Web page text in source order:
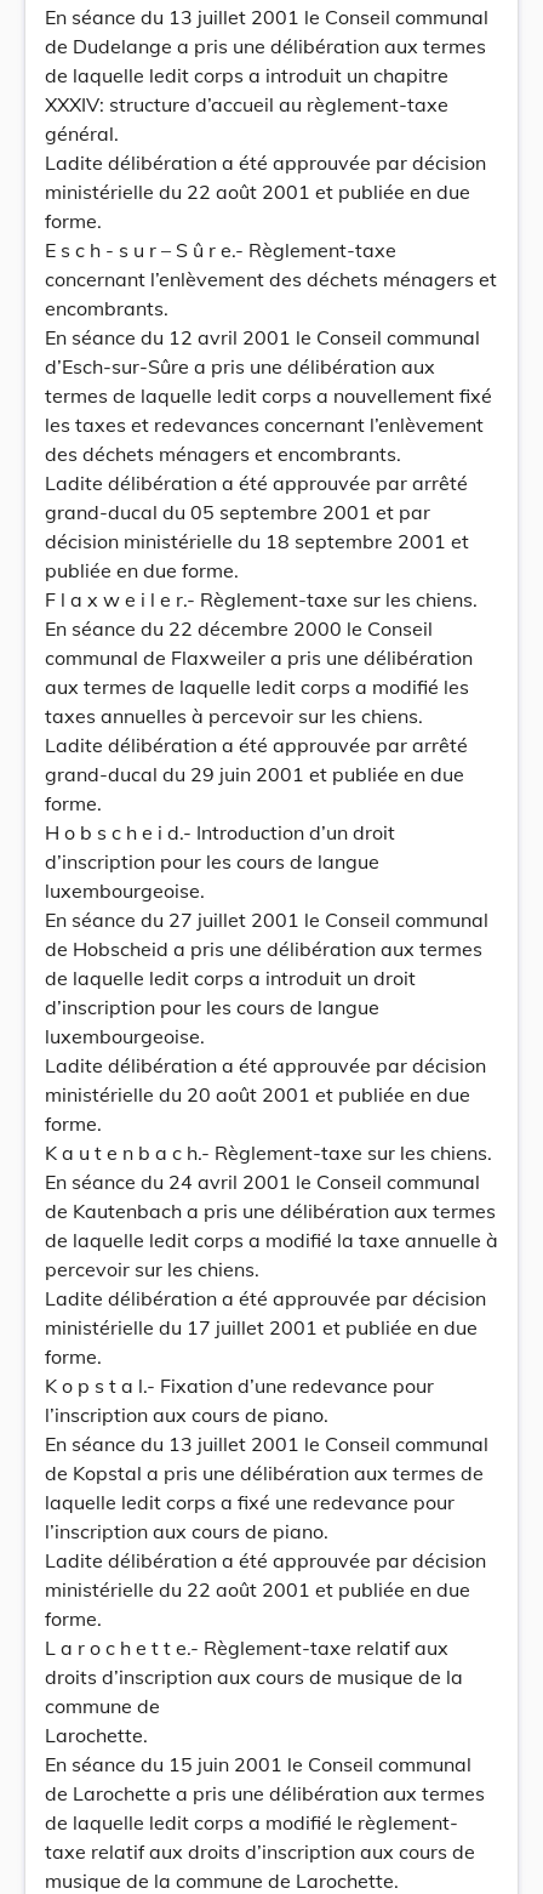
En séance du 13 juillet 2001 le Conseil communal
de Dudelange a pris une délibération aux termes
de laquelle ledit corps a introduit un chapitre
XXXIV: structure d’accueil au règlement-taxe
général.
Ladite délibération a été approuvée par décision
ministérielle du 22 août 2001 et publiée en due
forme.
E s c h - s u r – S û r e.- Règlement-taxe
concernant l’enlèvement des déchets ménagers et
encombrants.
En séance du 12 avril 2001 le Conseil communal
d’Esch-sur-Sûre a pris une délibération aux
termes de laquelle ledit corps a nouvellement fixé
les taxes et redevances concernant l’enlèvement
des déchets ménagers et encombrants.
Ladite délibération a été approuvée par arrêté
grand-ducal du 05 septembre 2001 et par
décision ministérielle du 18 septembre 2001 et
publiée en due forme.
F l a x w e i l e r.- Règlement-taxe sur les chiens.
En séance du 22 décembre 2000 le Conseil
communal de Flaxweiler a pris une délibération
aux termes de laquelle ledit corps a modifié les
taxes annuelles à percevoir sur les chiens.
Ladite délibération a été approuvée par arrêté
grand-ducal du 29 juin 2001 et publiée en due
forme.
H o b s c h e i d.- Introduction d’un droit
d’inscription pour les cours de langue
luxembourgeoise.
En séance du 27 juillet 2001 le Conseil communal
de Hobscheid a pris une délibération aux termes
de laquelle ledit corps a introduit un droit
d’inscription pour les cours de langue
luxembourgeoise.
Ladite délibération a été approuvée par décision
ministérielle du 20 août 2001 et publiée en due
forme.
K a u t e n b a c h.- Règlement-taxe sur les chiens.
En séance du 24 avril 2001 le Conseil communal
de Kautenbach a pris une délibération aux termes
de laquelle ledit corps a modifié la taxe annuelle à
percevoir sur les chiens.
Ladite délibération a été approuvée par décision
ministérielle du 17 juillet 2001 et publiée en due
forme.
K o p s t a l.- Fixation d’une redevance pour
l’inscription aux cours de piano.
En séance du 13 juillet 2001 le Conseil communal
de Kopstal a pris une délibération aux termes de
laquelle ledit corps a fixé une redevance pour
l’inscription aux cours de piano.
Ladite délibération a été approuvée par décision
ministérielle du 22 août 2001 et publiée en due
forme.
L a r o c h e t t e.- Règlement-taxe relatif aux
droits d’inscription aux cours de musique de la
commune de
Larochette.
En séance du 15 juin 2001 le Conseil communal
de Larochette a pris une délibération aux termes
de laquelle ledit corps a modifié le règlement-
taxe relatif aux droits d’inscription aux cours de
musique de la commune de Larochette.